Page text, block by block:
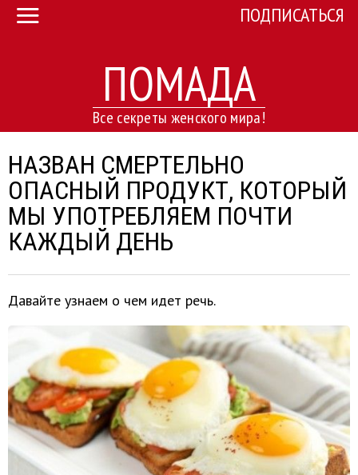
ПОМАДА
Все секреты женского мира!
ПОДПИСАТЬСЯ
НАЗВАН СМЕРТЕЛЬНО
ОПАСНЫЙ ПРОДУКТ, КОТОРЫЙ
МЫ УПОТРЕБЛЯЕМ ПОЧТИ
КАЖДЫЙ ДЕНЬ
Давайте узнаем о чем идет речь.